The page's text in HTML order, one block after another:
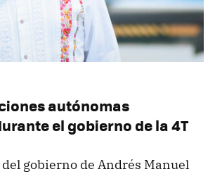
autónomas
el gobierno de la 4T
gobierno de Andrés Manuel